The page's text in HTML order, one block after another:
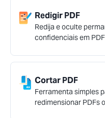
Redigir PDF
Redija e oculte
confidenciais em
Cortar PDF
Ferramenta simples
redimensionar PDFs